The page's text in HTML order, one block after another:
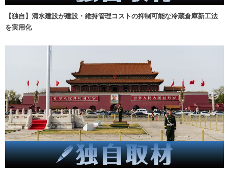
【独自】清水建設が建設・維持管理コストの抑制可能な冷蔵倉庫新工法
を実用化